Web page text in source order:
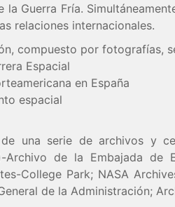
la Guerra Fría.
relaciones internacionales.
compuesto por fotografías,
Espacial
en España
espacial
una serie de archivos y
Archivo de la Embajada de
College Park; NASA
de la Administración;